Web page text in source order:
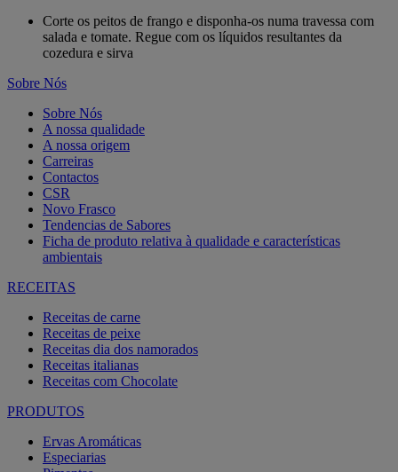
Corte os peitos de frango e disponha-os numa travessa com
salada e tomate. Regue com os líquidos resultantes da
cozedura e sirva
Sobre Nós
Sobre Nós
A nossa qualidade
A nossa origem
Carreiras
Contactos
CSR
Novo Frasco
Tendencias de Sabores
Ficha de produto relativa à qualidade e características
ambientais
RECEITAS
Receitas de carne
Receitas de peixe
Receitas dia dos namorados
Receitas italianas
Receitas com Chocolate
PRODUTOS
Ervas Aromáticas
Especiarias